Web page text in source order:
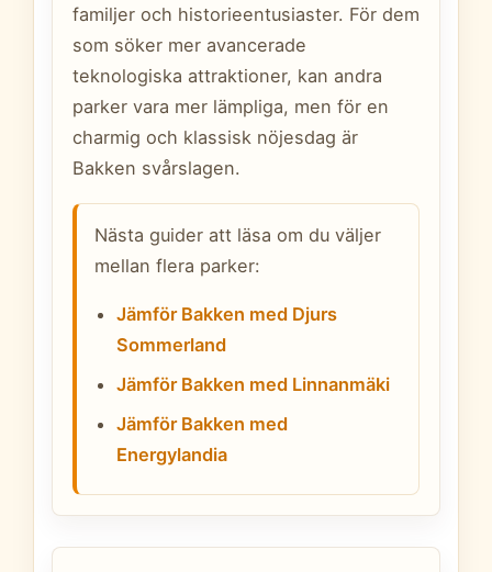
familjer och historieentusiaster. För dem
som söker mer avancerade
teknologiska attraktioner, kan andra
parker vara mer lämpliga, men för en
charmig och klassisk nöjesdag är
Bakken svårslagen.
Nästa guider att läsa om du väljer
mellan flera parker:
Jämför Bakken med Djurs
Sommerland
Jämför Bakken med Linnanmäki
Jämför Bakken med
Energylandia